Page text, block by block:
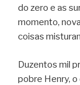
do zero e as
momento,
coisas
Duzentos mil
pobre Henry,